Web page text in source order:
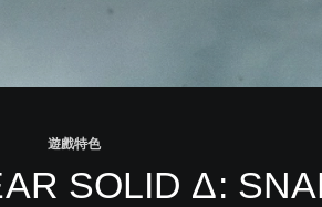
遊戲特色
SOLID Δ: